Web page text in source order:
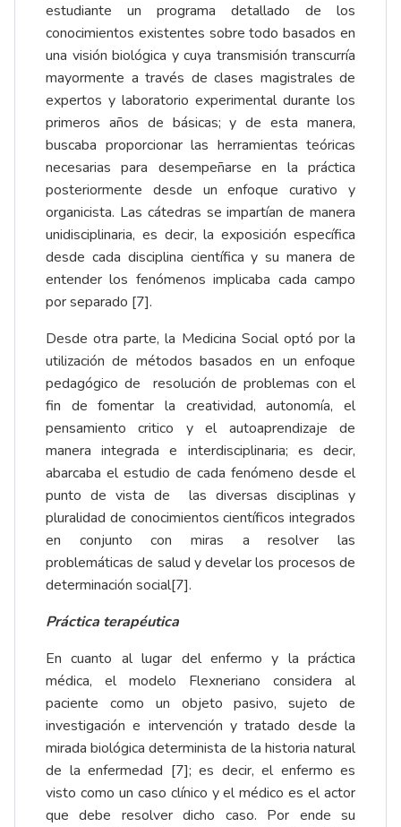
estudiante un programa detallado de los
conocimientos existentes sobre todo basados en
una visión biológica y cuya transmisión transcurría
mayormente a través de clases magistrales de
expertos y laboratorio experimental durante los
primeros años de básicas; y de esta manera,
buscaba proporcionar las herramientas teóricas
necesarias para desempeñarse en la práctica
posteriormente desde un enfoque curativo y
organicista. Las cátedras se impartían de manera
unidisciplinaria, es decir, la exposición específica
desde cada disciplina científica y su manera de
entender los fenómenos implicaba cada campo
por separado [7].
Desde otra parte, la Medicina Social optó por la
utilización de métodos basados en un enfoque
pedagógico de resolución de problemas con el
fin de fomentar la creatividad, autonomía, el
pensamiento critico y el autoaprendizaje de
manera integrada e interdisciplinaria; es decir,
abarcaba el estudio de cada fenómeno desde el
punto de vista de las diversas disciplinas y
pluralidad de conocimientos científicos integrados
en conjunto con miras a resolver las
problemáticas de salud y develar los procesos de
determinación social[7].
Práctica terapéutica
En cuanto al lugar del enfermo y la práctica
médica, el modelo Flexneriano considera al
paciente como un objeto pasivo, sujeto de
investigación e intervención y tratado desde la
mirada biológica determinista de la historia natural
de la enfermedad [7]; es decir, el enfermo es
visto como un caso clínico y el médico es el actor
que debe resolver dicho caso. Por ende su